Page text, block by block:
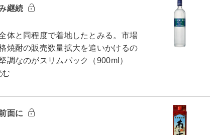
継続
体と同程度で着地したとみる。市場
焼酎の販売数量拡大を追いかけるの
調なのがスリムパック（900ml）
面に